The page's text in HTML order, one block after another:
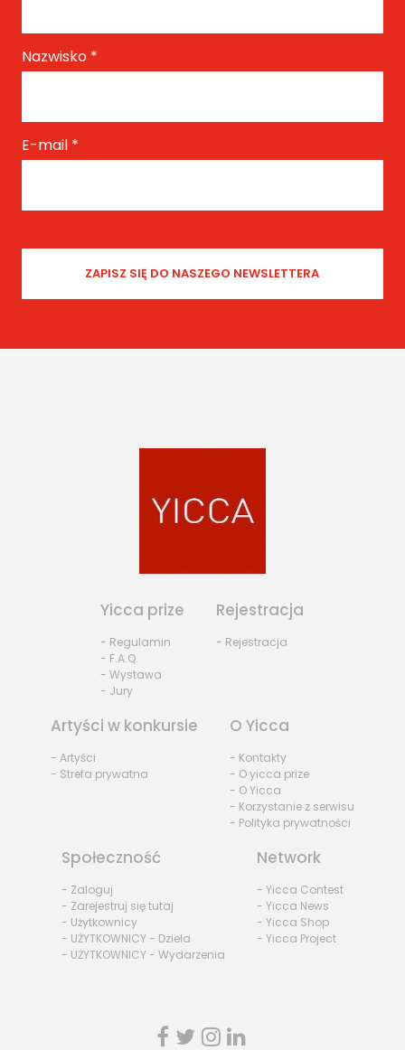
Nazwisko *
E-mail *
Yicca prize
- Regulamin
- F.A.Q.
- Wystawa
- Jury
Rejestracja
- Rejestracja
Artyści w konkursie
- Artyści
- Strefa prywatna
O Yicca
- Kontakty
- O yicca prize
- O Yicca
- Korzystanie z serwisu
- Polityka prywatności
Społeczność
- Zaloguj
- Zarejestruj się tutaj
- Użytkownicy
- UŻYTKOWNICY - Dzieła
- UŻYTKOWNICY - Wydarzenia
Network
- Yicca Contest
- Yicca News
- Yicca Shop
- Yicca Project